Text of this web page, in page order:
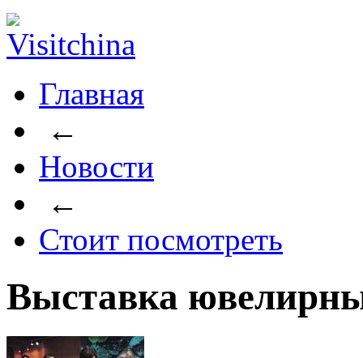
Главная
←
Новости
←
Стоит посмотреть
Выставка